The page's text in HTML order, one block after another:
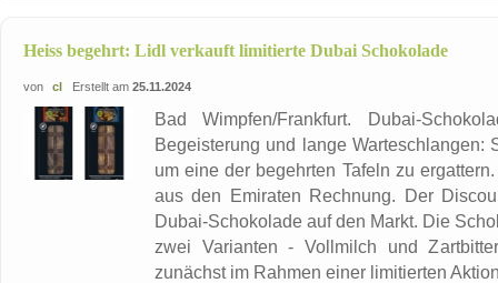
Heiss begehrt: Lidl verkauft limitierte Dubai Schokolade
von cl Erstellt am 25.11.2024
Bad Wimpfen/Frankfurt. Dubai-
Begeisterung und lange Warteschlangen:
um eine der begehrten Tafeln zu
aus den Emiraten Rechnung. Der
Dubai-Schokolade auf den Markt. Die
zwei Varianten - Vollmilch und
zunächst im Rahmen einer limitierten